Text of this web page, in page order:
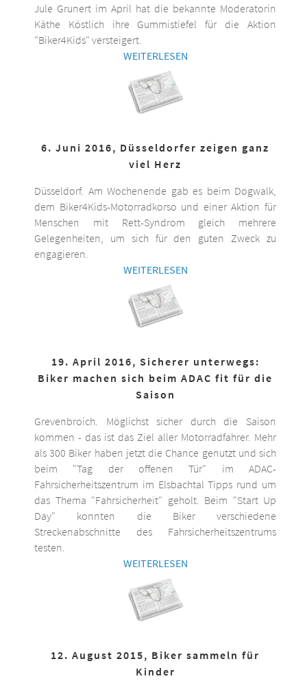
Jule Grunert im April hat die bekannte Moderatorin
Käthe Köstlich ihre Gummistiefel für die Aktion
"Biker4Kids" versteigert.
WEITERLESEN
6. Juni 2016, Düsseldorfer zeigen ganz
viel Herz
Düsseldorf. Am Wochenende gab es beim Dogwalk,
dem Biker4Kids-Motorradkorso und einer Aktion für
Menschen mit Rett-Syndrom gleich mehrere
Gelegenheiten, um sich für den guten Zweck zu
engagieren.
WEITERLESEN
19. April 2016, Sicherer unterwegs:
Biker machen sich beim ADAC fit für die
Saison
Grevenbroich. Möglichst sicher durch die Saison
kommen - das ist das Ziel aller Motorradfahrer. Mehr
als 300 Biker haben jetzt die Chance genutzt und sich
beim "Tag der offenen Tür" im ADAC-
Fahrsicherheitszentrum im Elsbachtal Tipps rund um
das Thema "Fahrsicherheit" geholt. Beim "Start Up
Day" konnten die Biker verschiedene
Streckenabschnitte des Fahrsicherheitszentrums
testen.
WEITERLESEN
12. August 2015, Biker sammeln für
Kinder